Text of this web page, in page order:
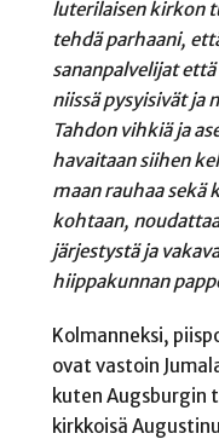
luterilaisen kirkon
tehdä parhaani,
sananpalvelijat
niissä pysyisivät ja
Tahdon vihkiä ja
havaitaan siihen
maan rauhaa sekä
kohtaan,
järjestystä ja
hiippakunnan
Kolmanneksi,
ovat vastoin
kuten Augsburgin
kirkkoisä